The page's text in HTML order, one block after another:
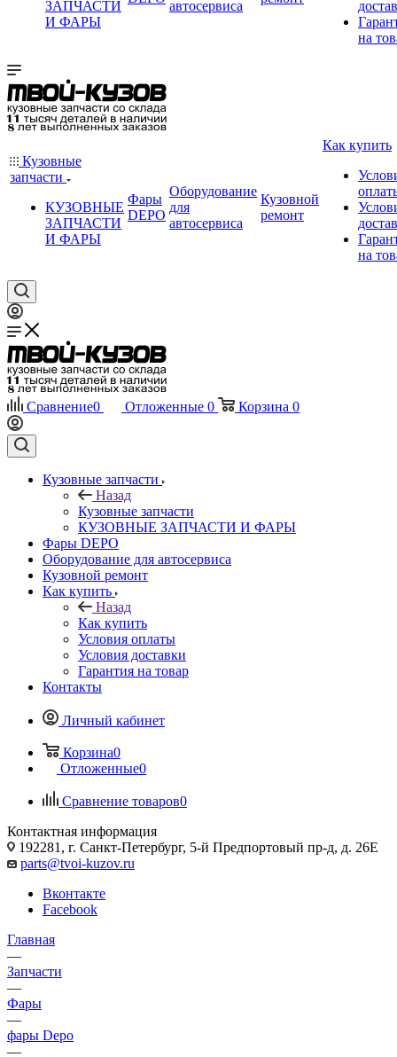
ЗАПЧАСТИ
И ФАРЫ
автосервиса
на
Кузовные
запчасти
КУЗОВНЫЕ
ЗАПЧАСТИ
И ФАРЫ
Фары
DEPO
Оборудование
для
автосервиса
Кузовной
ремонт
Как купить
на
Сравнение0 Отложенные 0 Корзина 0
Кузовные запчасти
Назад
Кузовные запчасти
КУЗОВНЫЕ ЗАПЧАСТИ И ФАРЫ
Фары DEPO
Оборудование для автосервиса
Кузовной ремонт
Как купить
Назад
Как купить
Условия оплаты
Условия доставки
Гарантия на товар
Контакты
Личный кабинет
Корзина0
Отложенные0
Сравнение товаров0
Контактная информация
192281, г. Санкт-Петербург, 5-й Предпортовый пр-д, д. 26Е
parts@tvoi-kuzov.ru
Вконтакте
Facebook
Главная
—
Запчасти
—
Фары
—
фары Depo
—